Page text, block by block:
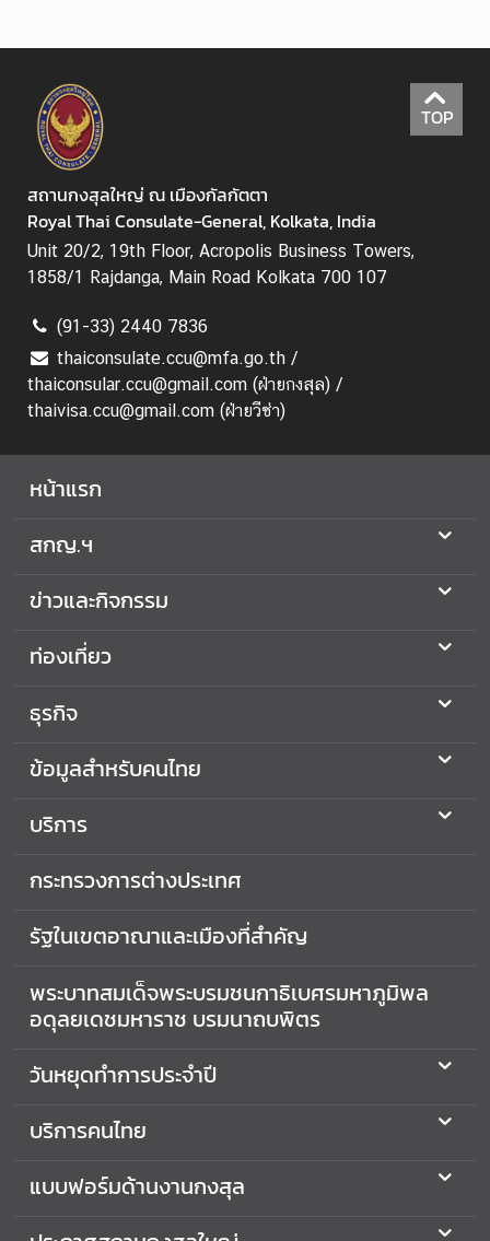
ก
ร
ะ
ท
ร
ว
ง
ก
า
ร
ต่
ง
ป
ร
ะ
เ
ท
ด
อ
ร
า
TOP
สถานกงสุลใหญ่ ณ เมืองกัลกัตตา
Royal Thai Consulate-General, Kolkata, India
Unit 20/2, 19th Floor, Acropolis Business Towers,
1858/1 Rajdanga, Main Road Kolkata 700 107
(91-33) 2440 7836
thaiconsulate.ccu@mfa.go.th /
thaiconsular.ccu@gmail.com (ฝ่ายกงสุล) /
thaivisa.ccu@gmail.com (ฝ่ายวีซ่า)
หน้าแรก
สกญ.ฯ
ข่าวและกิจกรรม
ท่องเที่ยว
ธุรกิจ
ข้อมูลสำหรับคนไทย
บริการ
กระทรวงการต่างประเทศ
รัฐในเขตอาณาและเมืองที่สำคัญ
พระบาทสมเด็จพระบรมชนกาธิเบศรมหาภูมิพล
อดุลยเดชมหาราช บรมนาถบพิตร
วันหยุดทำการประจำปี
บริการคนไทย
แบบฟอร์มด้านงานกงสุล